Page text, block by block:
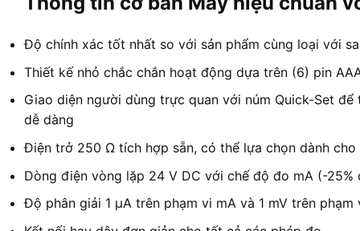
Độ chính xác tốt nhất so với sản phẩm cùng loại với
Thiết kế nhỏ chắc chắn hoạt động dựa trên (6) pin
Giao diện người dùng trực quan với núm Quick-Set
dễ dàng
Điện trở 250 Ω tích hợp sẵn, có thể lựa chọn dành cho
Dòng điện vòng lặp 24 V DC với chế độ đo mA (-25%
Độ phân giải 1 µA trên phạm vi mA và 1 mV trên phạm